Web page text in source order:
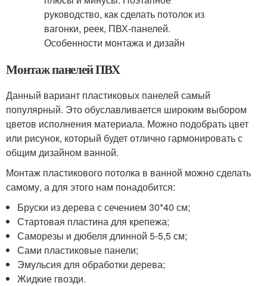
Монтаж панелей ПВХ
Данный вариант пластиковых панелей самый
популярный. Это обуславливается широким выбором
цветов исполнения материала. Можно подобрать цвет
или рисунок, который будет отлично гармонировать с
общим дизайном ванной.
Монтаж пластикового потолка в ванной можно сделать
самому, а для этого нам понадобится:
Бруски из дерева с сечением 30*40 см;
Стартовая пластина для крепежа;
Саморезы и дюбеля длинной 5-5,5 см;
Сами пластиковые панели;
Эмульсия для обработки дерева;
Жидкие гвозди.